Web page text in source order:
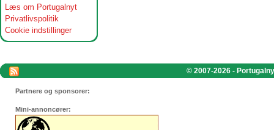
Læs om Portugalnyt
Privatlivspolitik
Cookie indstillinger
© 2007-2026 -
Partnere og sponsorer:
Mini-annoncører: